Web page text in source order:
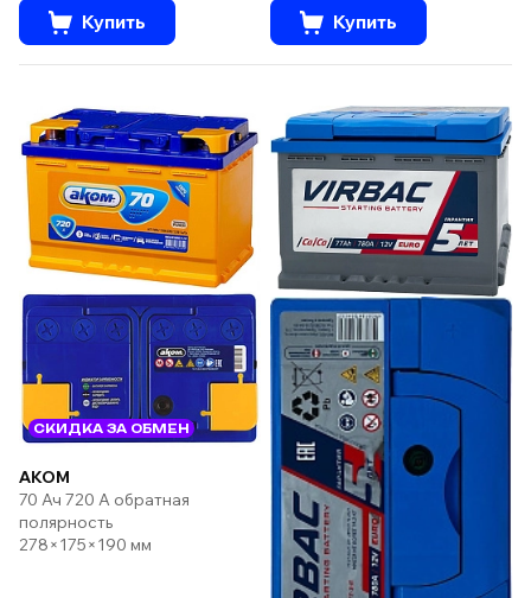
Купить Купить
СКИДКА ЗА ОБМЕН
AKOM
70 Ач 720 А обратная
полярность
278×175×190 мм